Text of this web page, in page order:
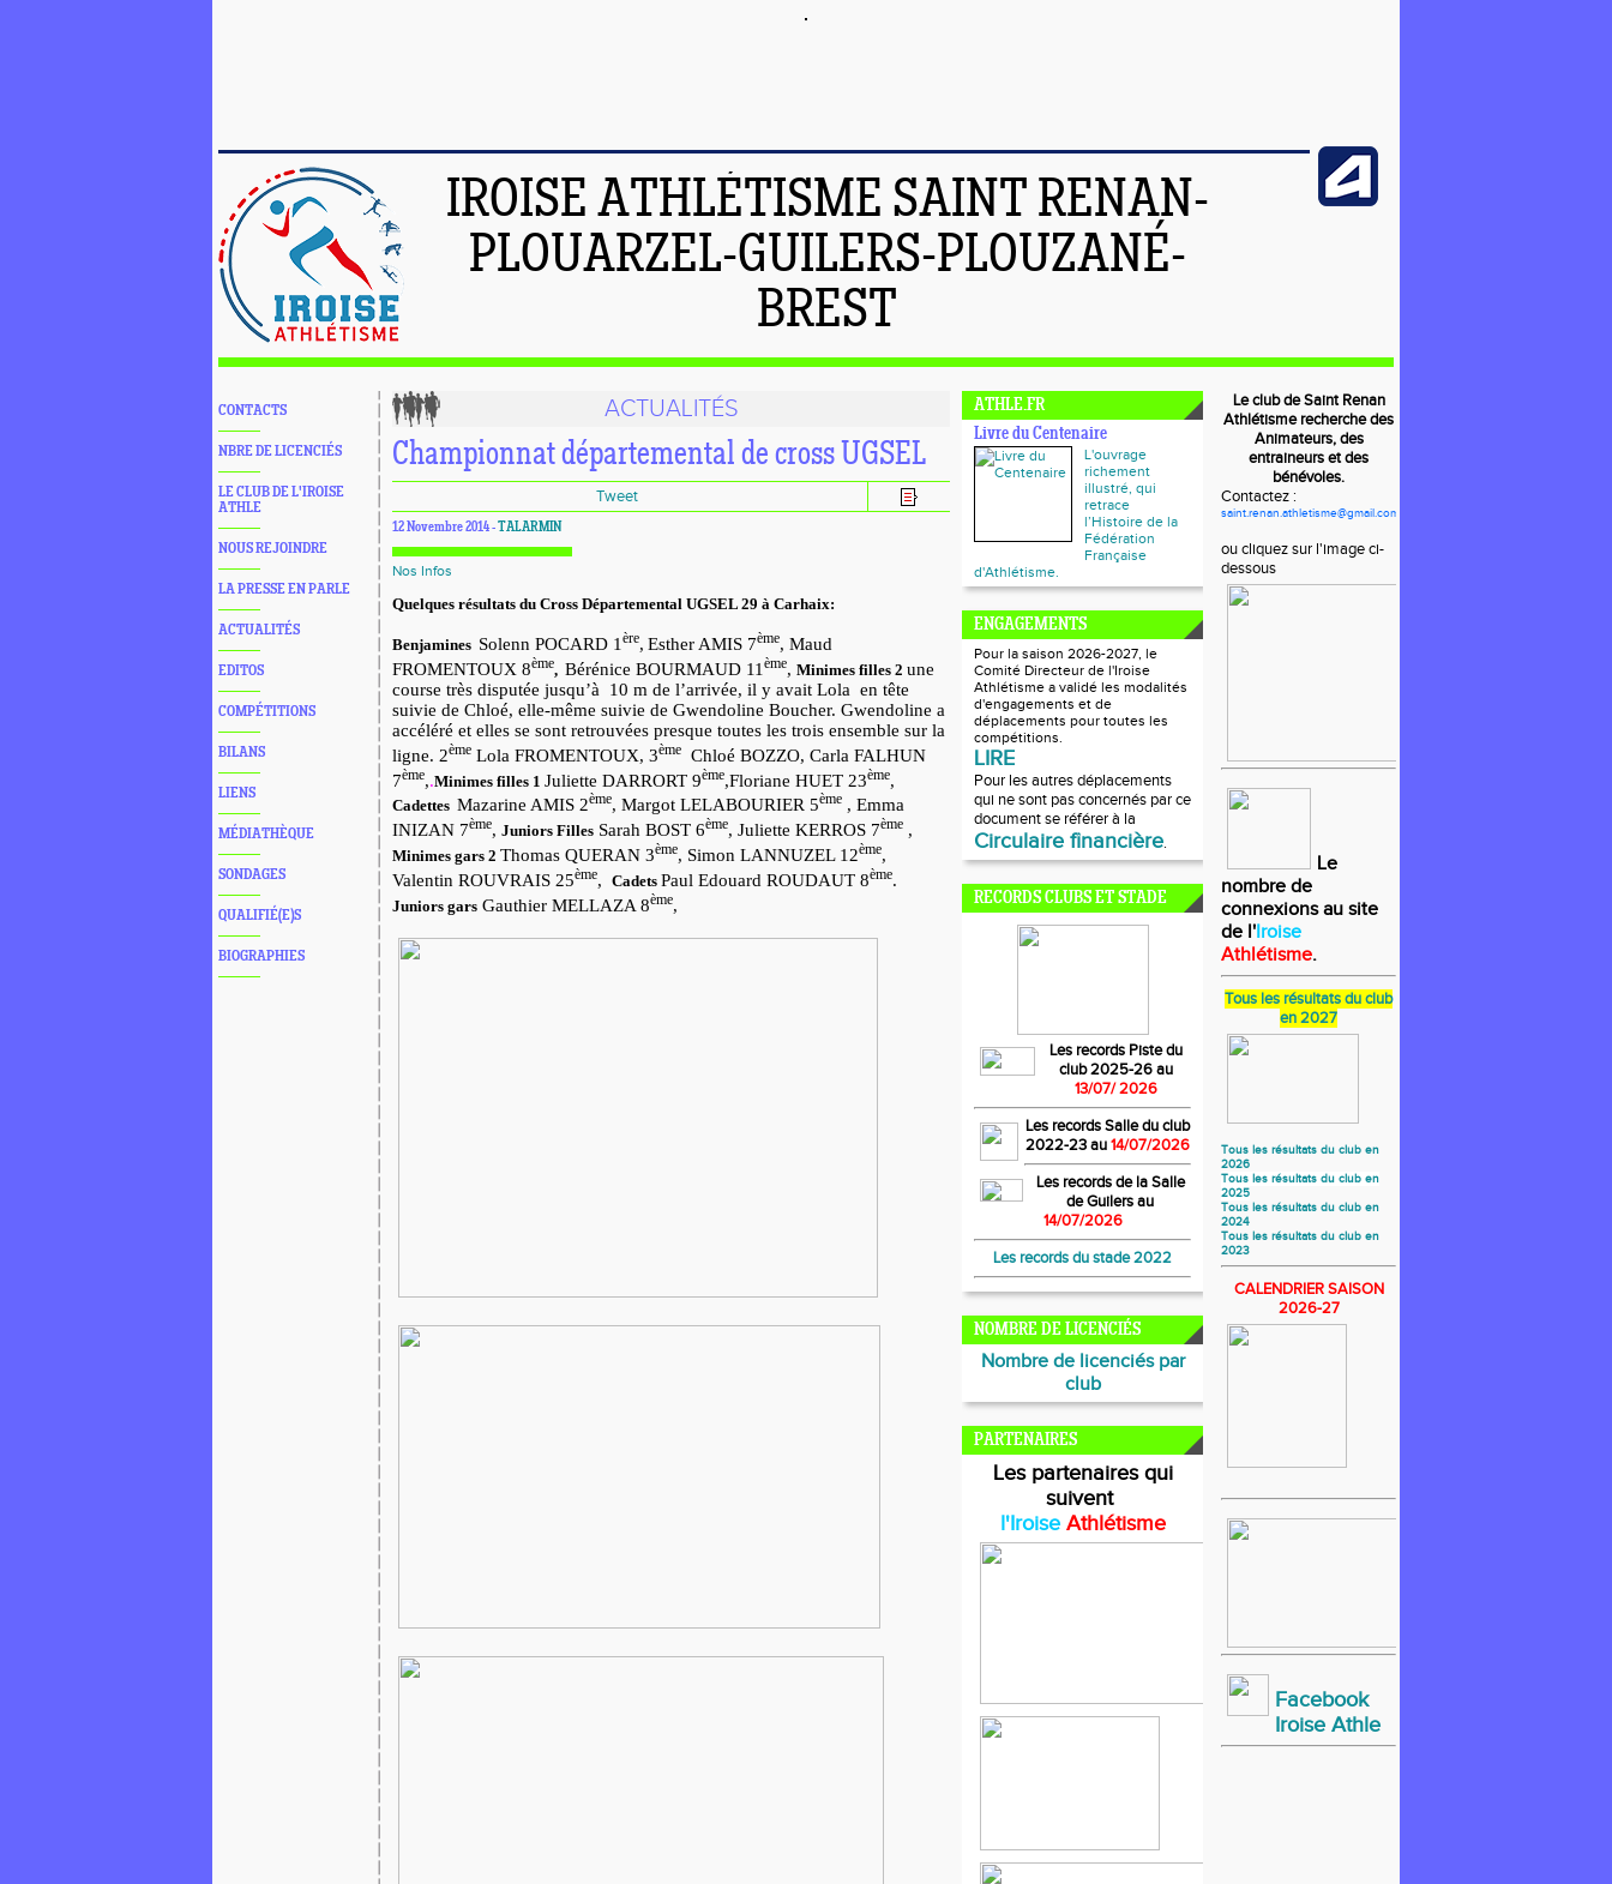
IROISE ATHLÉTISME SAINT RENAN-
PLOUARZEL-GUILERS-PLOUZANÉ-
BREST
CONTACTS
NBRE DE LICENCIÉS
LE CLUB DE L'IROISE
ATHLE
NOUS REJOINDRE
LA PRESSE EN PARLE
ACTUALITÉS
EDITOS
COMPÉTITIONS
BILANS
LIENS
MÉDIATHÈQUE
SONDAGES
QUALIFIÉ(E)S
BIOGRAPHIES
ACTUALITÉS
Championnat départemental de cross UGSEL
Tweet
12 Novembre 2014 -TALARMIN
Nos Infos
Quelques résultats du Cross Départemental UGSEL 29 à Carhaix:
Benjamines Solenn POCARD 1 ère, Esther AMIS 7ème, Maud
FROMENTOUX 8ème, Bérénice BOURMAUD 11 ème, Minimes filles 2 une
course très disputée jusqu’à 10 m de l’arrivée, il y avait Lola en tête
suivie de Chloé, elle-même suivie de Gwendoline Boucher. Gwendoline a
accéléré et elles se sont retrouvées presque toutes les trois ensemble sur la
ligne. 2ème Lola FROMENTOUX, 3ème Chloé BOZZO, Carla FALHUN
7ème,.Minimes filles 1 Juliette DARRORT 9ème,Floriane HUET 23ème,
Cadettes Mazarine AMIS 2ème, Margot LELABOURIER 5ème , Emma
INIZAN 7ème, Juniors Filles Sarah BOST 6ème, Juliette KERROS 7ème ,
Minimes gars 2 Thomas QUERAN 3ème, Simon LANNUZEL 12ème,
Valentin ROUVRAIS 25ème, Cadets Paul Edouard ROUDAUT 8ème.
Juniors gars Gauthier MELLAZA 8ème,
ATHLE.FR
Livre du Centenaire
L'ouvrage
richement
illustré, qui
retrace
l’Histoire de la
Fédération
Française
d'Athlétisme.
ENGAGEMENTS
Pour la saison 2026-2027, le
Comité Directeur de l'Iroise
Athlétisme a validé les modalités
d'engagements et de
déplacements pour toutes les
compétitions.
LIRE
Pour les autres déplacements
qui ne sont pas concernés par ce
document se référer à la
Circulaire financière.
RECORDS CLUBS ET STADE
Les records Piste du
club 2025-26au
13/07/ 2026
Les records Salle du club
2022-23au14/07/2026
Les records de la Salle
de Guilersau
14/07/2026
Les records du stade 2022
NOMBRE DE LICENCIÉS
Nombre de licenciés par
club
PARTENAIRES
Les partenairesqui
suivent
l'Iroise Athlétisme
Le club de Saint Renan
Athlétisme recherche des
Animateurs, des
entraineurs et des
bénévoles.
Contactez :
saint.renan.athletisme@gmail.com
ou cliquez sur l'image ci-
dessous
Le
nombre de
connexions au site
de l'Iroise
Athlétisme.
Tous les résultats du club
en 2027
Tous les résultats du club en
2026
Tous les résultats du club en
2025
Tous les résultats du club en
2024
Tous les résultats du club en
2023
CALENDRIERSAISON
2026-27
Facebook
Iroise Athle